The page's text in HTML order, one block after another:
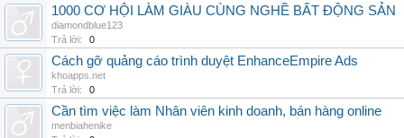
1000 CƠ HỘI LÀM GIÀU CÙNG NGHỀ BẤT ĐỘNG SẢN
diamondblue123
Trả lời:
0
Cách gỡ quảng cáo trình duyệt EnhanceEmpire Ads
khoapps.net
Trả lời:
0
Cần tìm việc làm Nhân viên kinh doanh, bán hàng online
menbiahenike